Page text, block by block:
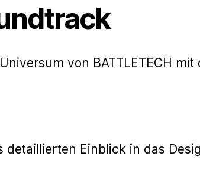
von BATTLETECH
Einblick in das